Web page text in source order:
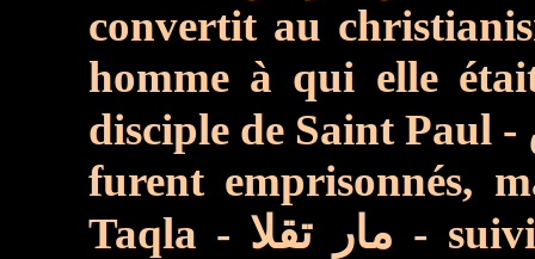
convertit au
homme à qui elle
disciple de Saint Paul -
furent emprisonnés,
Taqla -
-